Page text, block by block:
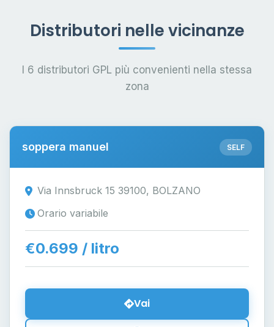
Distributori nelle vicinanze
I 6 distributori GPL più convenienti nella stessa
zona
soppera manuel SELF
Via Innsbruck 15 39100, BOLZANO
Orario variabile
€0.699 / litro
Vai